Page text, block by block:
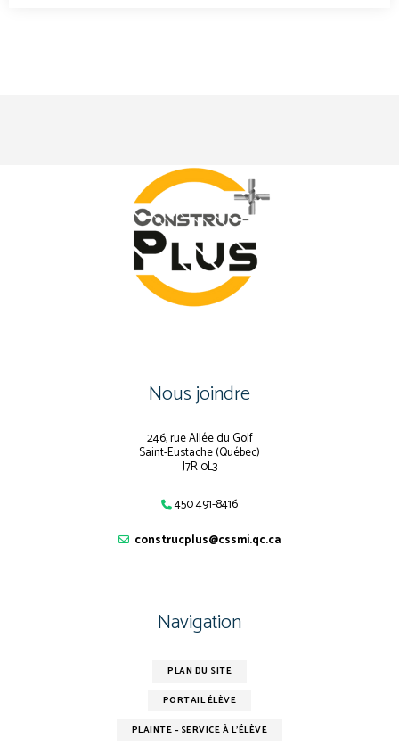
Nous joindre
246, rue Allée du Golf
Saint-Eustache (Québec)
J7R 0L3
450 491-8416
construcplus@cssmi.qc.ca
Navigation
PLAN DU SITE
PORTAIL ÉLÈVE
PLAINTE – SERVICE À L’ÉLÈVE